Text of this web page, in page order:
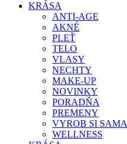
KRÁSA
ANTI-AGE
AKNÉ
PLEŤ
TELO
VLASY
NECHTY
MAKE-UP
NOVINKY
PORADŇA
PREMENY
VYROB SI SAMA
WELLNESS